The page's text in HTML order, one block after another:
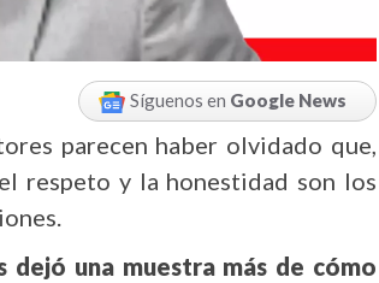
Síguenos en Google News
parecen haber olvidado que,
respeto y la honestidad son los
una muestra más de cómo